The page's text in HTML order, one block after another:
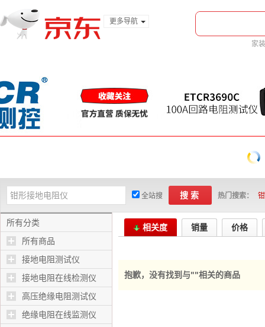
更多导航
家
全站搜 搜索 热门搜索：
所有分类
所有商品
接地电阻测试仪
接地电阻在线检测仪
高压绝缘电阻测试仪
绝缘电阻在线监测仪
相关度 销量 价格
抱歉，没有找到与""相关的商品